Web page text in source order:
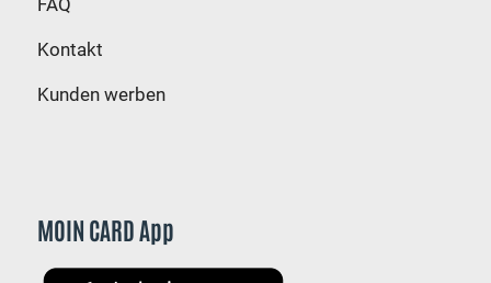
FAQ
Kontakt
Kunden werben
MOIN CARD App